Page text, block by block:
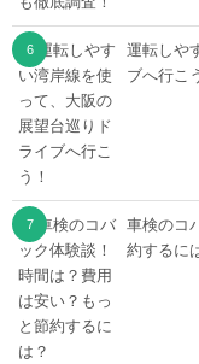
運転しや
ブへ行こ
車検のコ
約するに